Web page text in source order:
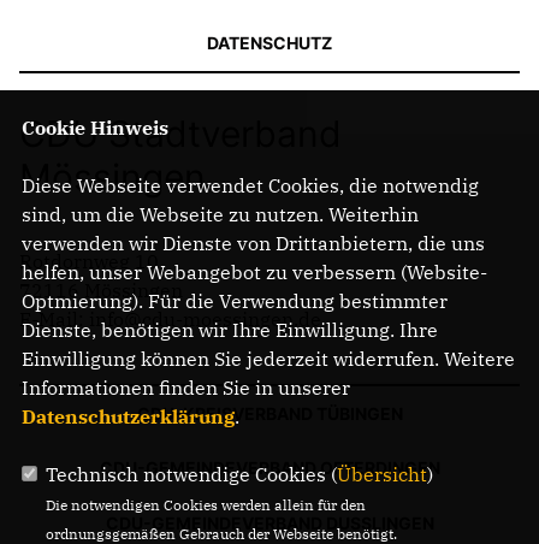
DATENSCHUTZ
CDU Stadtverband
Mössingen
Rotdornweg 10
72116 Mössingen
E-Mail: info@cdu-moessingen.de
CDU-KREISVERBAND TÜBINGEN
CDU-GEMEINDEVERBAND OFTERDINGEN
Cookie Hinweis
Diese Webseite verwendet Cookies, die notwendig
sind, um die Webseite zu nutzen. Weiterhin
verwenden wir Dienste von Drittanbietern, die uns
helfen, unser Webangebot zu verbessern (Website-
Optmierung). Für die Verwendung bestimmter
Dienste, benötigen wir Ihre Einwilligung. Ihre
Einwilligung können Sie jederzeit widerrufen. Weitere
Informationen finden Sie in unserer
Datenschutzerklärung.
Technisch notwendige Cookies (Übersicht)
Die notwendigen Cookies werden allein für den
ordnungsgemäßen Gebrauch der Webseite benötigt.